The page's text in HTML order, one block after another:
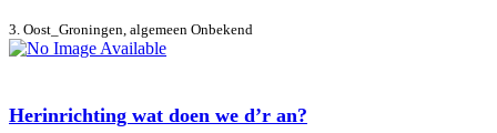
3. Oost_Groningen, algemeen Onbekend
Herinrichting wat doen we d’r an?